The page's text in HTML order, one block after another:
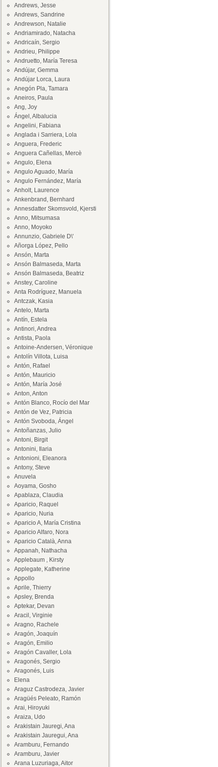
Andrews, Jesse
Andrews, Sandrine
Andrewson, Natalie
Andriamirado, Natacha
Andricaín, Sergio
Andrieu, Philippe
Andruetto, María Teresa
Andújar, Gemma
Andújar Lorca, Laura
Anegón Pla, Tamara
Aneiros, Paula
Ang, Joy
Ángel, Albalucia
Angelini, Fabiana
Anglada i Sarriera, Lola
Anguera, Frederic
Anguera Cañellas, Mercè
Angulo, Elena
Angulo Aguado, María
Angulo Fernández, María
Anholt, Laurence
Ankenbrand, Bernhard
Annesdatter Skomsvold, Kjersti
Anno, Mitsumasa
Anno, Moyoko
Annunzio, Gabriele D\'
Añorga López, Pello
Ansón, Marta
Ansón Balmaseda, Marta
Ansón Balmaseda, Beatriz
Anstey, Caroline
Anta Rodríguez, Manuela
Antczak, Kasia
Antelo, Marta
Antín, Estela
Antinori, Andrea
Antista, Paola
Antoine-Andersen, Véronique
Antolín Villota, Luisa
Antón, Rafael
Antón, Mauricio
Antón, María José
Anton, Anton
Antón Blanco, Rocío del Mar
Antón de Vez, Patricia
Antón Svoboda, Ángel
Antoñanzas, Julio
Antoni, Birgit
Antonini, Ilaria
Antonioni, Eleanora
Antony, Steve
Anuvela
Aoyama, Gosho
Apablaza, Claudia
Aparicio, Raquel
Aparicio, Nuria
Aparicio A, María Cristina
Aparicio Alfaro, Nora
Aparicio Català, Anna
Appanah, Nathacha
Applebaum , Kirsty
Applegate, Katherine
Appollo
Aprile, Thierry
Apsley, Brenda
Aptekar, Devan
Aracil, Virginie
Aragno, Rachele
Aragón, Joaquín
Aragón, Emilio
Aragón Cavaller, Lola
Aragonés, Sergio
Aragonés, Luis
Elena
Araguz Castrodeza, Javier
Aragüés Peleato, Ramón
Arai, Hiroyuki
Araiza, Udo
Arakistain Jauregi, Ana
Arakistain Jauregui, Ana
Aramburu, Fernando
Aramburu, Javier
Arana Luzuriaga, Aitor